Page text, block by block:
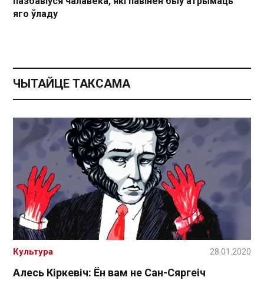
яго ўладу
ЧЫТАЙЦЕ ТАКСАМА
Алесь Кіркевіч: Ён вам не Сан-Сяргеіч
Культура 28.01.2020